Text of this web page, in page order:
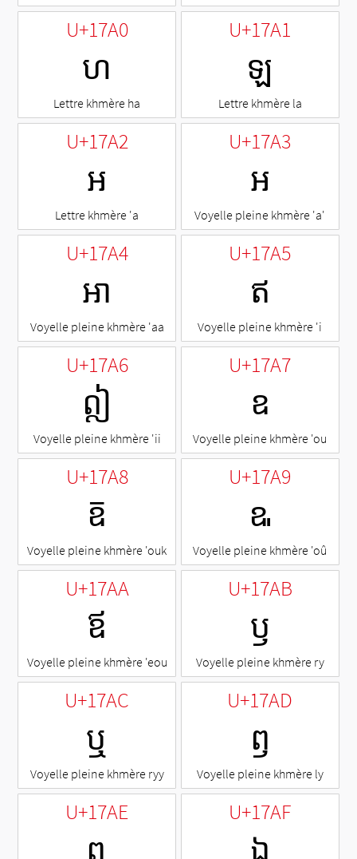
U+17A0
ហ
Lettre khmère ha
U+17A1
ឡ
Lettre khmère la
U+17A2
អ
Lettre khmère 'a
U+17A3
ឣ
Voyelle pleine khmère 'a'
U+17A4
ឤ
Voyelle pleine khmère 'aa
U+17A5
ឥ
Voyelle pleine khmère 'i
U+17A6
ឦ
Voyelle pleine khmère 'ii
U+17A7
ឧ
Voyelle pleine khmère 'ou
U+17A8
ឨ
Voyelle pleine khmère 'ouk
U+17A9
ឩ
Voyelle pleine khmère 'oû
U+17AA
ឪ
Voyelle pleine khmère 'eou
U+17AB
ឫ
Voyelle pleine khmère ry
U+17AC
ឬ
Voyelle pleine khmère ryy
U+17AD
ឭ
Voyelle pleine khmère ly
U+17AE
ឮ
U+17AF
ឯ